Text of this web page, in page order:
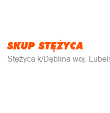
SKUP STĘŻYCA
Stężyca k/Dęblina woj.